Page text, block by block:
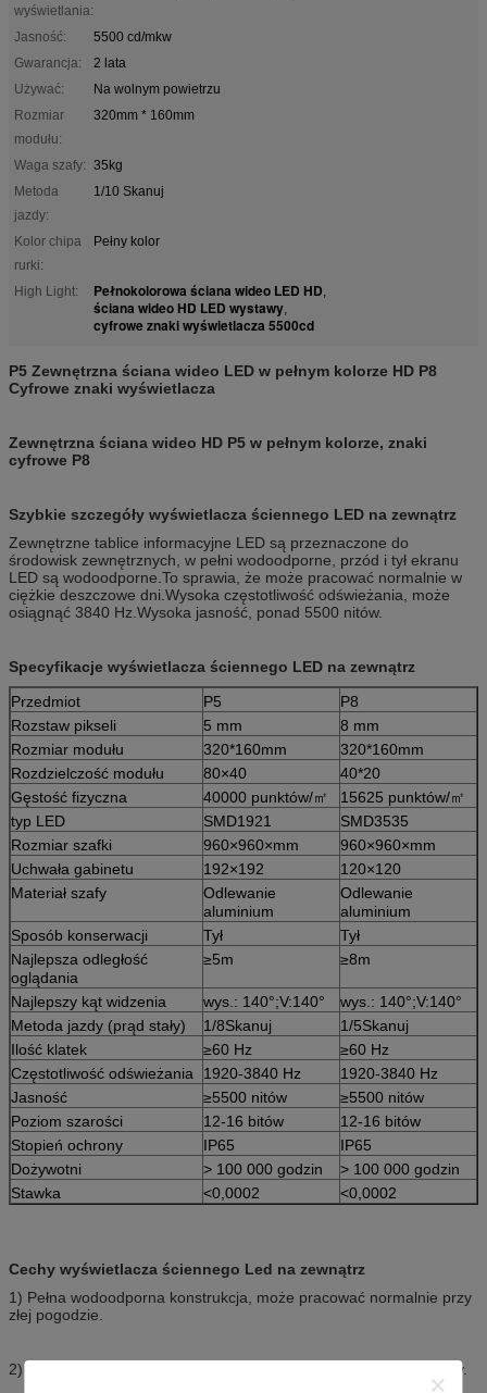
wyświetlania:
Jasność:
5500 cd/mkw
Gwarancja:
2 lata
Używać:
Na wolnym powietrzu
Rozmiar
modułu:
320mm * 160mm
Waga szafy: 35kg
Metoda
jazdy:
1/10 Skanuj
Kolor chipa
rurki:
Pełny kolor
High Light: Pełnokolorowa ściana wideo LED HD,
ściana wideo HD LED wystawy,
cyfrowe znaki wyświetlacza 5500cd
P5 Zewnętrzna ściana wideo LED w pełnym kolorze HD P8
Cyfrowe znaki wyświetlacza
Zewnętrzna ściana wideo HD P5 w pełnym kolorze, znaki
cyfrowe P8
Szybkie szczegóły wyświetlacza ściennego LED na zewnątrz
Zewnętrzne tablice informacyjne LED są przeznaczone do
środowisk zewnętrznych, w pełni wodoodporne, przód i tył ekranu
LED są wodoodporne.To sprawia, że ​​może pracować normalnie w
ciężkie deszczowe dni.Wysoka częstotliwość odświeżania, może
osiągnąć 3840 Hz.Wysoka jasność, ponad 5500 nitów.
Specyfikacje wyświetlacza ściennego LED na zewnątrz
Przedmiot
P5
P8
Rozstaw pikseli
5 mm
8 mm
Rozmiar modułu
320*160mm
320*160mm
Rozdzielczość modułu
80×40
40*20
Gęstość fizyczna
40000 punktów/㎡
15625 punktów/㎡
typ LED
SMD1921
SMD3535
Rozmiar szafki
960×960×mm
960×960×mm
Uchwała gabinetu
192×192
120×120
Materiał szafy
Odlewanie
aluminium
Odlewanie
aluminium
Sposób konserwacji
Tył
Tył
Najlepsza odległość
oglądania
≥5m ≥8m
Najlepszy kąt widzenia wys.: 140°;V:140°
wys.: 140°;V:140°
Metoda jazdy (prąd stały)
1/8Skanuj
1/5Skanuj
Ilość klatek
≥60 Hz
≥60 Hz
Częstotliwość odświeżania
1920-3840 Hz
1920-3840 Hz
Jasność
≥5500 nitów
≥5500 nitów
Poziom szarości
12-16 bitów
12-16 bitów
Stopień ochrony
IP65
IP65
Dożywotni
> 100 000 godzin
> 100 000 godzin
Stawka
<0,0002 <0,0002
Cechy wyświetlacza ściennego Led na zewnątrz
1) Pełna wodoodporna konstrukcja, może pracować normalnie przy
złej pogodzie.
2) wysoki kontrast, może prezentować bardziej żywe obrazy i filmy.